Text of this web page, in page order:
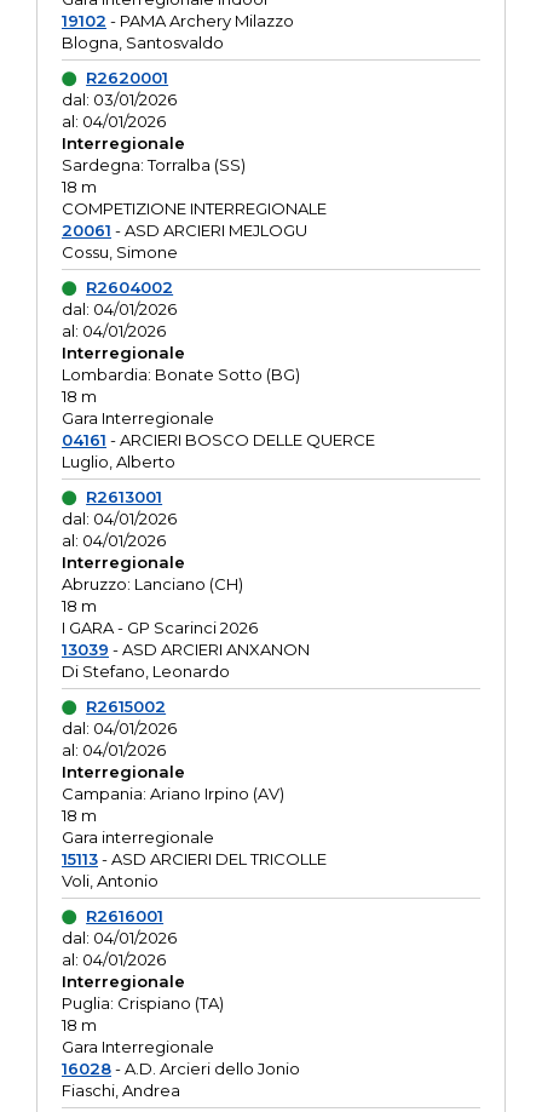
19102 - PAMA Archery Milazzo
Blogna, Santosvaldo
R2620001
dal: 03/01/2026
al: 04/01/2026
Interregionale
Sardegna: Torralba (SS)
18 m
COMPETIZIONE INTERREGIONALE
20061 - ASD ARCIERI MEJLOGU
Cossu, Simone
R2604002
dal: 04/01/2026
al: 04/01/2026
Interregionale
Lombardia: Bonate Sotto (BG)
18 m
Gara Interregionale
04161 - ARCIERI BOSCO DELLE QUERCE
Luglio, Alberto
R2613001
dal: 04/01/2026
al: 04/01/2026
Interregionale
Abruzzo: Lanciano (CH)
18 m
I GARA - GP Scarinci 2026
13039 - ASD ARCIERI ANXANON
Di Stefano, Leonardo
R2615002
dal: 04/01/2026
al: 04/01/2026
Interregionale
Campania: Ariano Irpino (AV)
18 m
Gara interregionale
15113- ASD ARCIERI DEL TRICOLLE
Voli, Antonio
R2616001
dal: 04/01/2026
al: 04/01/2026
Interregionale
Puglia: Crispiano (TA)
18 m
Gara Interregionale
16028- A.D. Arcieri dello Jonio
Fiaschi, Andrea